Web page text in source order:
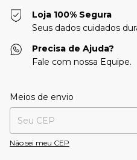
Loja 100% Segura
Seus dados cuidados
Precisa de Ajuda?
Fale com nossa Equipe.
Entregas para o CEP:
Meios de envio
Não sei meu CEP